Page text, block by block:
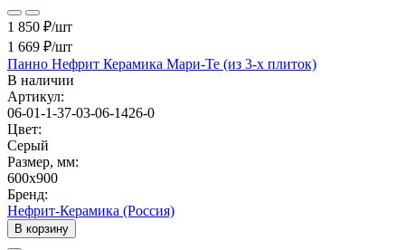
1 850 ₽/шт
1 669 ₽/шт
Панно Нефрит Керамика Мари-Те (из 3-х плиток)
В наличии
Артикул:
06-01-1-37-03-06-1426-0
Цвет:
Серый
Размер, мм:
600x900
Бренд:
Нефрит-Керамика (Россия)
В корзину